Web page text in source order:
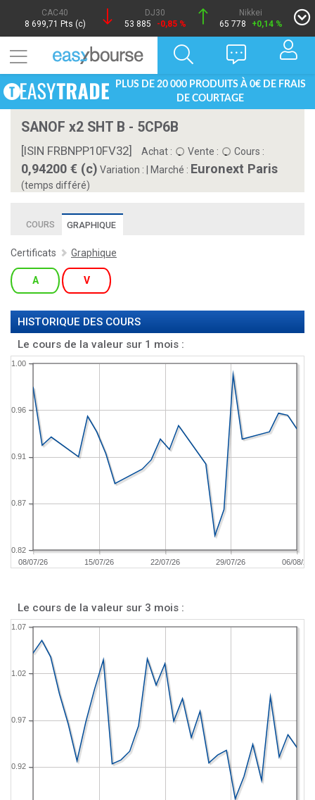
CAC40
8 699,71 Pts (c)
DJ30
53 885
-0,85 %
Nikkei
65 778
+0,14 %
PLUS DE 20 000 PRODUITS À 0€ DE FRAIS
DE COURTAGE
SANOF x2 SHT B - 5CP6B
[ISIN FRBNPP10FV32] Achat : Vente : Cours :
0,94200 € (c) Variation : Marché : Euronext Paris
(temps différé)
COURS GRAPHIQUE
Certificats Graphique
A V
HISTORIQUE DES COURS
Le cours de la valeur sur 1 mois :
08/07/26 15/07/26 22/07/26 29/07/26 06/08/26
0.82
0.87
0.91
0.96
1.00
Le cours de la valeur sur 3 mois :
0.92
0.97
1.02
1.07